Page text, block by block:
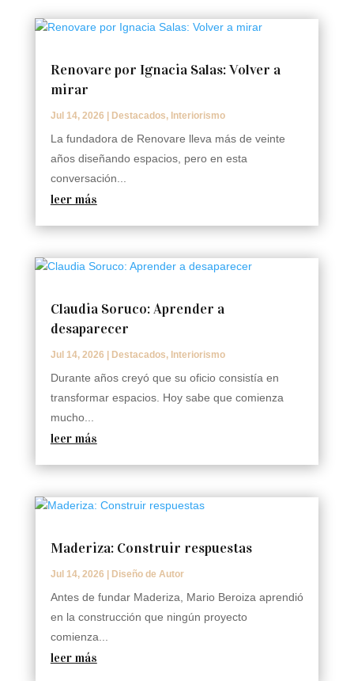
Renovare por Ignacia Salas: Volver a
mirar
Jul 14, 2026 Destacados, Interiorismo
La fundadora de Renovare lleva más de veinte
años diseñando espacios, pero en esta
conversación...
leer más
Claudia Soruco: Aprender a
desaparecer
Jul 14, 2026 Destacados, Interiorismo
Durante años creyó que su oficio consistía en
transformar espacios. Hoy sabe que comienza
mucho...
leer más
Maderiza: Construir respuestas
Jul 14, 2026 Diseño de Autor
Antes de fundar Maderiza, Mario Beroiza aprendió
en la construcción que ningún proyecto
comienza...
leer más